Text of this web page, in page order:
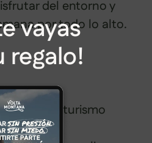
del entorno y
por todo lo alto.
la casa de turismo
vayas
regalo!